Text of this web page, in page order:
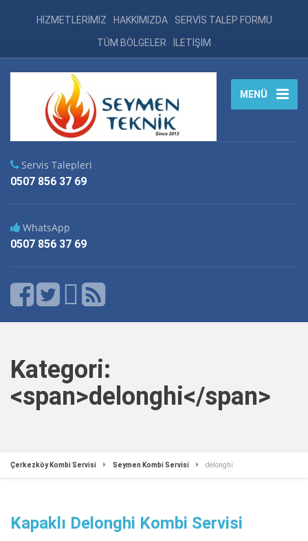
HİZMETLERİMİZ HAKKIMIZDA SERVİS TALEP FORMU
TÜM BÖLGELER İLETİŞİM
MENÜ
Servis Talepleri
0507 856 37 69
WhatsApp
0507 856 37 69
Kategori:
<span>delonghi</span>
Çerkezköy Kombi Servisi Seymen Kombi Servisi delonghi
Kapaklı Delonghi Kombi Servisi